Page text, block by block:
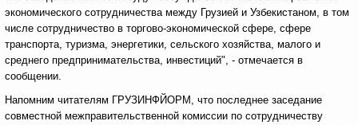
экономического сотрудничества между Грузией и Узбекистаном, в том
числе сотрудничество в торгово-экономической сфере, сфере
транспорта, туризма, энергетики, сельского хозяйства, малого и
среднего предпринимательства, инвестиций", - отмечается в
сообщении.
Напомним читателям ГРУЗИНФЙОРМ, что последнее заседание
совместной межправительственной комиссии по сотрудничеству